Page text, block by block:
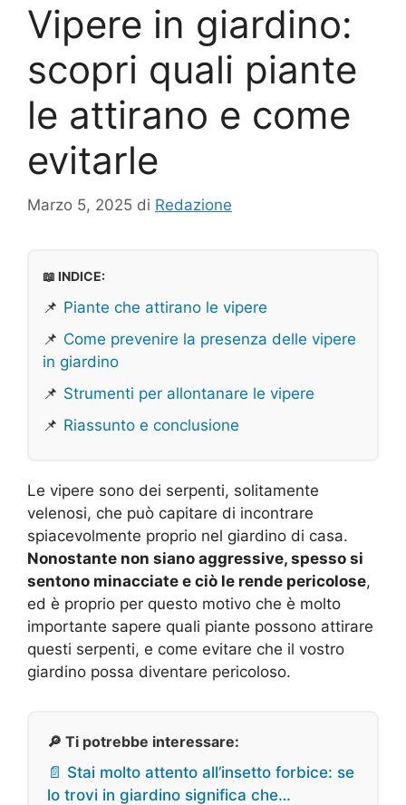
Vipere in giardino:
scopri quali piante
le attirano e come
evitarle
Marzo 5, 2025 di Redazione
📖 INDICE:
📌 Piante che attirano le vipere
📌 Come prevenire la presenza delle vipere
in giardino
📌 Strumenti per allontanare le vipere
📌 Riassunto e conclusione
Le vipere sono dei serpenti, solitamente
velenosi, che può capitare di incontrare
spiacevolmente proprio nel giardino di casa.
Nonostante non siano aggressive, spesso si
sentono minacciate e ciò le rende pericolose,
ed è proprio per questo motivo che è molto
importante sapere quali piante possono attirare
questi serpenti, e come evitare che il vostro
giardino possa diventare pericoloso.
🔎 Ti potrebbe interessare:
📄 Stai molto attento all’insetto forbice: se
lo trovi in giardino significa che…